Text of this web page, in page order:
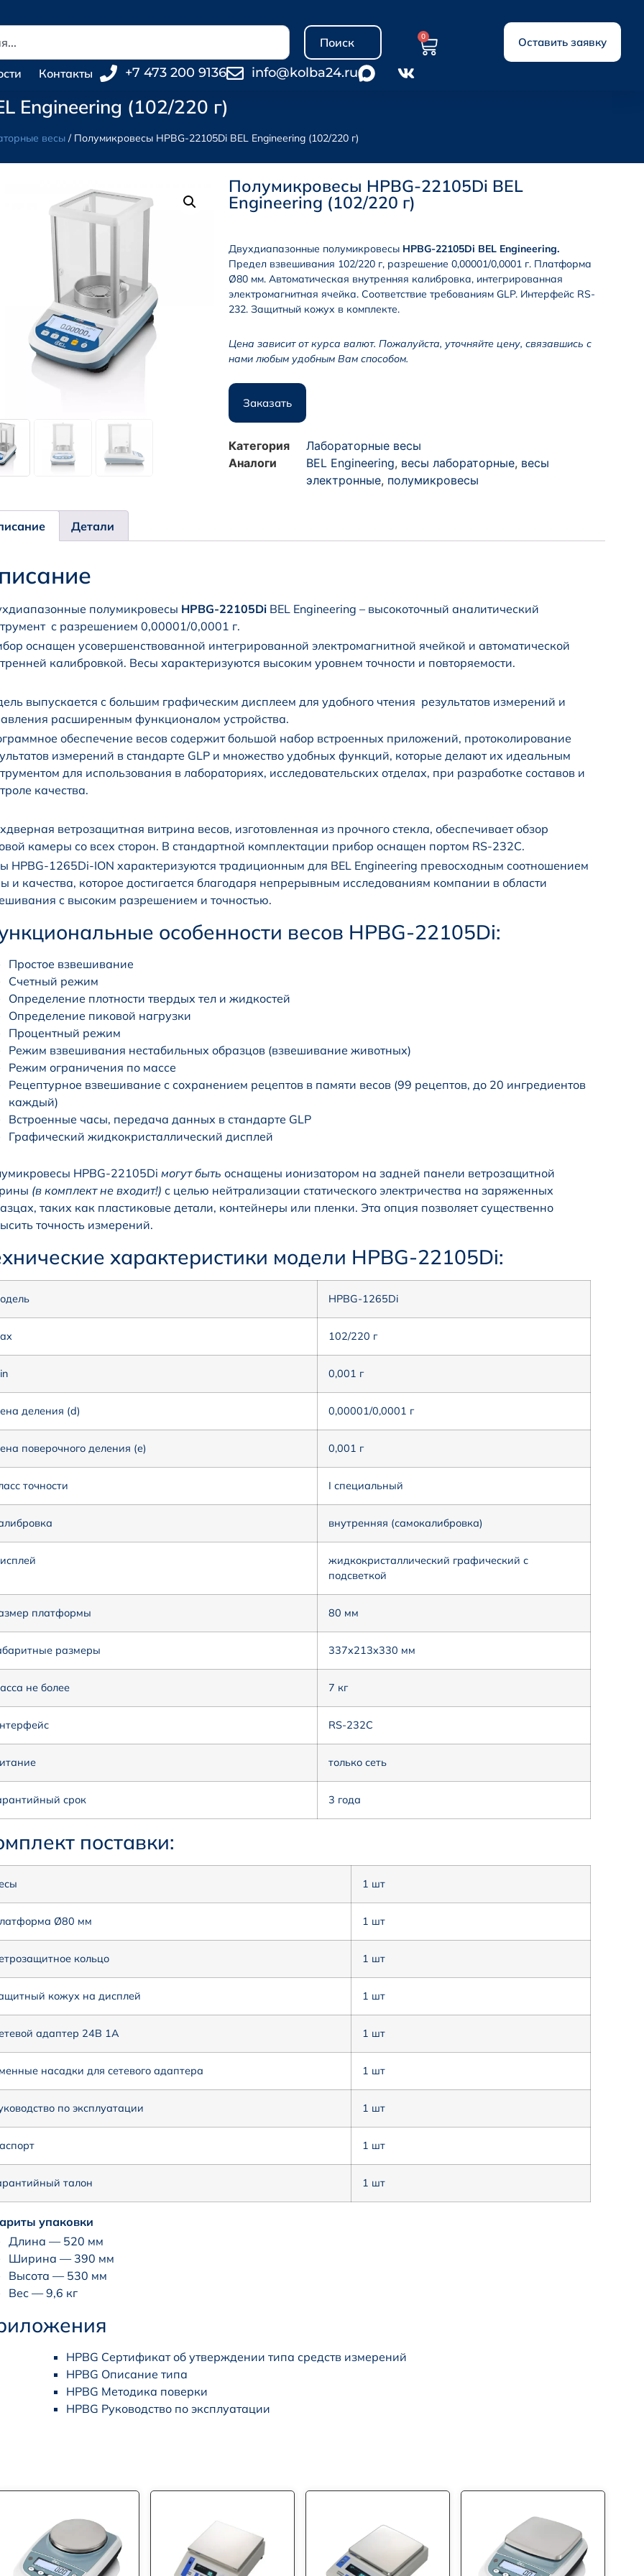
Поиск 0 Оставить заявку
Контакты +7 473 200 9136 info@kolba24.ru
Engineering (102/220 г)
весы / Полумикровесы HPBG-22105Di BEL Engineering (102/220 г)
Полумикровесы HPBG-22105Di BEL
Engineering (102/220 г)
Двухдиапазонные полумикровесы HPBG-22105Di BEL Engineering.
Предел взвешивания 102/220 г, разрешение 0,00001/0,0001 г. Платформа
Ø80 мм. Автоматическая внутренняя калибровка, интегрированная
электромагнитная ячейка. Соответствие требованиям GLP. Интерфейс RS-
232. Защитный кожух в комплекте.
Цена зависит от курса валют. Пожалуйста, уточняйте цену, связавшись с
нами любым удобным Вам способом.
Заказать
Категория
Лабораторные весы
Аналоги
BEL Engineering, весы лабораторные, весы
электронные, полумикровесы
Детали
полумикровесы HPBG-22105Di BEL Engineering – высокоточный аналитический
с разрешением 0,00001/0,0001 г.
оснащен усовершенствованной интегрированной электромагнитной ячейкой и автоматической
калибровкой. Весы характеризуются высоким уровнем точности и повторяемости.
выпускается с большим графическим дисплеем для удобного чтения результатов измерений и
расширенным функционалом устройства.
обеспечение весов содержит большой набор встроенных приложений, протоколирование
измерений в стандарте GLP и множество удобных функций, которые делают их идеальным
для использования в лабораториях, исследовательских отделах, при разработке составов и
качества.
ветрозащитная витрина весов, изготовленная из прочного стекла, обеспечивает обзор
камеры со всех сторон. В стандартной комплектации прибор оснащен портом RS-232C.
HPBG-1265Di-ION характеризуются традиционным для BEL Engineering превосходным соотношением
и качества, которое достигается благодаря непрерывным исследованиям компании в области
с высоким разрешением и точностью.
особенности весов HPBG-22105Di:
Простое взвешивание
Счетный режим
Определение плотности твердых тел и жидкостей
Определение пиковой нагрузки
Процентный режим
Режим взвешивания нестабильных образцов (взвешивание животных)
Режим ограничения по массе
Рецептурное взвешивание с сохранением рецептов в памяти весов (99 рецептов, до 20 ингредиентов
каждый)
Встроенные часы, передача данных в стандарте GLP
Графический жидкокристаллический дисплей
HPBG-22105Di могут быть оснащены ионизатором на задней панели ветрозащитной
(в комплект не входит!) с целью нейтрализации статического электричества на заряженных
таких как пластиковые детали, контейнеры или пленки. Эта опция позволяет существенно
точность измерений.
характеристики модели HPBG-22105Di:
HPBG-1265Di
102/220 г
0,001 г
деления (d) 0,00001/0,0001 г
поверочного деления (e) 0,001 г
точности I специальный
внутренняя (самокалибровка)
жидкокристаллический графический с
подсветкой
платформы 80 мм
размеры 337x213x330 мм
не более 7 кг
RS-232C
только сеть
срок 3 года
поставки:
1 шт
Ø80 мм 1 шт
кольцо 1 шт
кожух на дисплей 1 шт
адаптер 24В 1А 1 шт
насадки для сетевого адаптера 1 шт
по эксплуатации 1 шт
1 шт
талон 1 шт
упаковки
Длина — 520 мм
Ширина — 390 мм
Высота — 530 мм
Вес — 9,6 кг
HPBG Сертификат об утверждении типа средств измерений
HPBG Описание типа
HPBG Методика поверки
HPBG Руководство по эксплуатации